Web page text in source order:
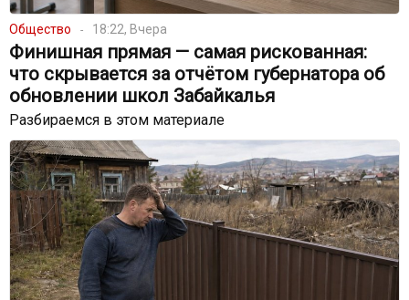
Общество 18:22, Вчера
Финишная прямая — самая рискованная:
что скрывается за отчётом губернатора об
обновлении школ Забайкалья
Разбираемся в этом материале